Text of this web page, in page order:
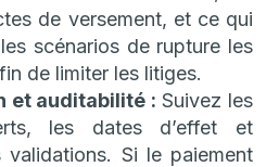
de versement, et ce qui
scénarios de rupture les
de limiter les litiges.
et auditabilité : Suivez les
les dates d’effet et
validations. Si le paiement